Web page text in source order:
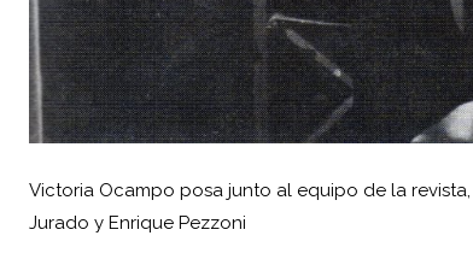
Victoria Ocampo posa junto al equipo de la
Jurado y Enrique Pezzoni